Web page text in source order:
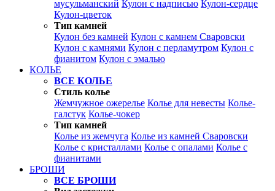
мусульманский Кулон с надписью Кулон-сердце
Кулон-цветок
Тип камней
Кулон без камней Кулон с камнем Сваровски
Кулон с камнями Кулон с перламутром Кулон с
фианитом Кулон с эмалью
КОЛЬЕ
ВСЕ КОЛЬЕ
Стиль колье
Жемчужное ожерелье Колье для невесты Колье-
галстук Колье-чокер
Тип камней
Колье из жемчуга Колье из камней Сваровски
Колье с кристаллами Колье с опалами Колье с
фианитами
БРОШИ
ВСЕ БРОШИ